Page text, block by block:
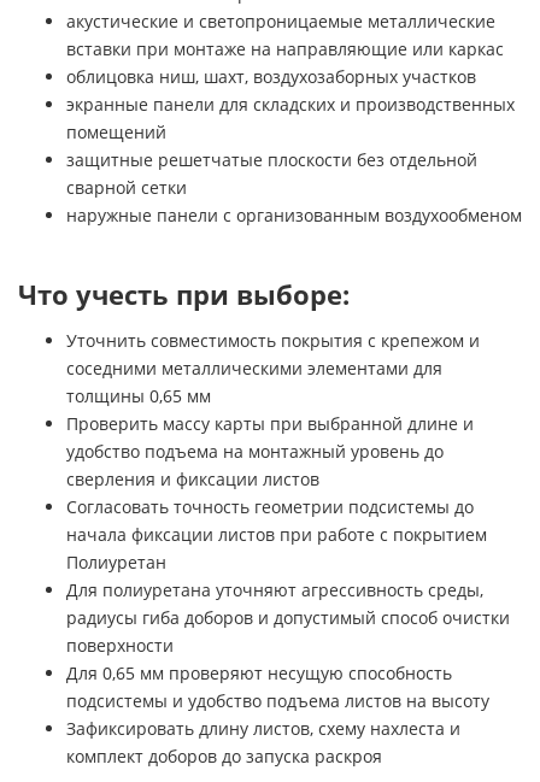
акустические и светопроницаемые металлические
вставки при монтаже на направляющие или каркас
облицовка ниш, шахт, воздухозаборных участков
экранные панели для складских и производственных
помещений
защитные решетчатые плоскости без отдельной
сварной сетки
наружные панели с организованным воздухообменом
Что учесть при выборе:
Уточнить совместимость покрытия с крепежом и
соседними металлическими элементами для
толщины 0,65 мм
Проверить массу карты при выбранной длине и
удобство подъема на монтажный уровень до
сверления и фиксации листов
Согласовать точность геометрии подсистемы до
начала фиксации листов при работе с покрытием
Полиуретан
Для полиуретана уточняют агрессивность среды,
радиусы гиба доборов и допустимый способ очистки
поверхности
Для 0,65 мм проверяют несущую способность
подсистемы и удобство подъема листов на высоту
Зафиксировать длину листов, схему нахлеста и
комплект доборов до запуска раскроя